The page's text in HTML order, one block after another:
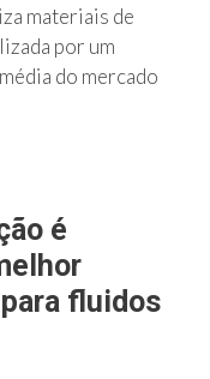
materiais de
por um
do mercado
é
fluidos